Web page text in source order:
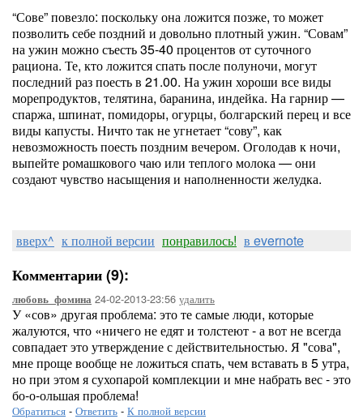
“Сове” повезло: поскольку она ложится позже, то может
позволить себе поздний и довольно плотный ужин. “Совам”
на ужин можно съесть 35-40 процентов от суточного
рациона. Те, кто ложится спать после полуночи, могут
последний раз поесть в 21.00. На ужин хороши все виды
морепродуктов, телятина, баранина, индейка. На гарнир —
спаржа, шпинат, помидоры, огурцы, болгарский перец и все
виды капусты. Ничто так не угнетает “сову”, как
невозможность поесть поздним вечером. Оголодав к ночи,
выпейте ромашкового чаю или теплого молока — они
создают чувство насыщения и наполненности желудка.
вверх^ к полной версии понравилось! в evernote
Комментарии (9):
любовь_фомина 24-02-2013-23:56 удалить
У «сов» другая проблема: это те самые люди, которые
жалуются, что «ничего не едят и толстеют - а вот не всегда
совпадает это утверждение с действительностью. Я "сова",
мне проще вообще не ложиться спать, чем вставать в 5 утра,
но при этом я сухопарой комплекции и мне набрать вес - это
бо-о-ольшая проблема!
Обратиться - Ответить - К полной версии